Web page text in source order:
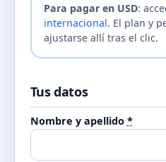
Para pagar en USD:
internacional. El plan y
ajustarse allí tras el clic.
Tus datos
Nombre y apellido *